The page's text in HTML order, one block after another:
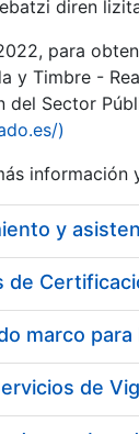
diren
para
y Timbre -
del Sector
)
de